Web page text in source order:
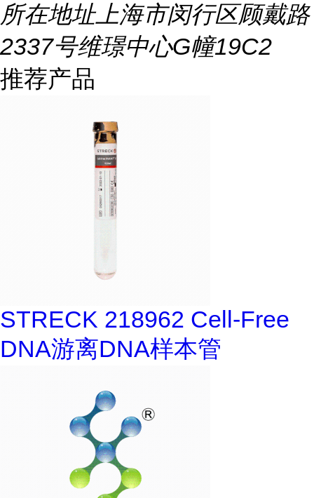
所在地址上海市闵行区顾戴路
2337号维璟中心G幢19C2
推荐产品
STRECK 218962 Cell-Free
DNA游离DNA样本管